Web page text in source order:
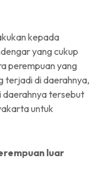
kepada
yang cukup
perempuan yang
terjadi di daerahnya,
daerahnya tersebut
untuk
luar